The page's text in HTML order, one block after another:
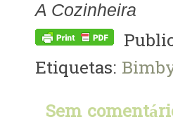
A Cozinheira
Etiquetas:
Sem